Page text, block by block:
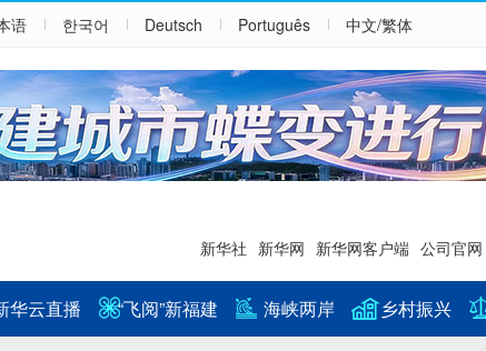
语 한국어 Deutsch Português 中文/繁体
新华社 新华网 新华网客户端 公司官网
华云直播 “飞阅”新福建 海峡两岸 乡村振兴